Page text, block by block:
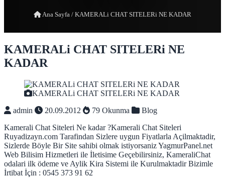
Ana Sayfa / KAMERALi CHAT SITELERi NE KADAR
KAMERALi CHAT SITELERi NE
KADAR
KAMERALi CHAT SITELERi NE KADAR
admin
20.09.2012 79 Okunma
Blog
Kamerali Chat Siteleri Ne kadar ?Kamerali Chat Siteleri
Ruyadizayn.com Tarafindan Sizlere uygun Fiyatlarla Açilmaktadir,
Sizlerde Böyle Bir Site sahibi olmak istiyorsaniz YagmurPanel.net
Web Bilisim Hizmetleri ile İletisime Geçebilirsiniz, KameraliChat
odalari ilk ödeme ve Aylik Kira Sistemi ile Kurulmaktadir Bizimle
İrtibat İçin : 0545 373 91 62